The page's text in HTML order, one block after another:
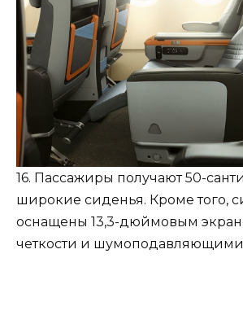
16. Пассажиры получают 50-
широкие сиденья. Кроме того,
оснащены 13,3-дюймовым
четкости и